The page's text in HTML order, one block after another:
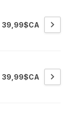
39,99$CA
39,99$CA